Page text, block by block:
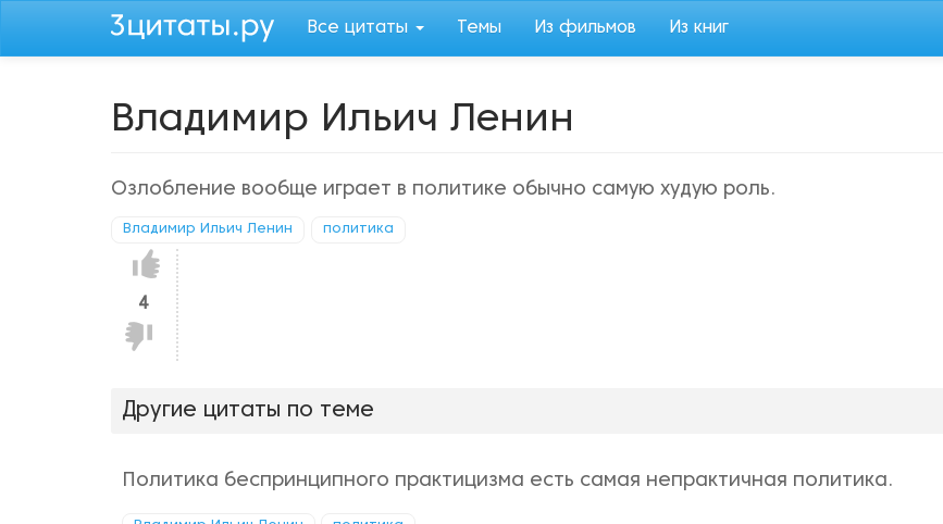
Все цитаты Темы Из фильмов Из книг
Владимир Ильич Ленин
Озлобление вообще играет в политике обычно самую худую роль.
Владимир Ильич Ленин политика
Нравится!
4
Не
нравится!
Другие цитаты по теме
Политика беспринципного практицизма есть самая непрактичная политика.